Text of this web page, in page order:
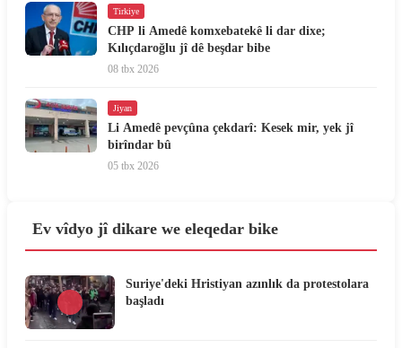
Tirkiye
CHP li Amedê komxebatekê li dar dixe;
Kılıçdaroğlu jî dê beşdar bibe
08 tbx 2026
Jiyan
Li Amedê pevçûna çekdarî: Kesek mir, yek jî
birîndar bû
05 tbx 2026
Ev vîdyo jî dikare we eleqedar bike
Suriye'deki Hristiyan azınlık da protestolara
başladı